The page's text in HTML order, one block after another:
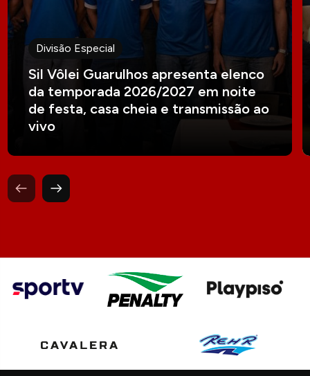
Divisão Especial
Sil Vôlei Guarulhos apresenta elenco
da temporada 2026/2027 em noite
de festa, casa cheia e transmissão ao
vivo